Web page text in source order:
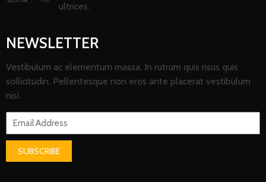
ultrices.
NEWSLETTER
Vestibulum ac elementum massa. In rutrum quis risus quis
sollicitudin. Pellentesque non eros ante placerat vestibulum
nisi.
SUBSCRIBE